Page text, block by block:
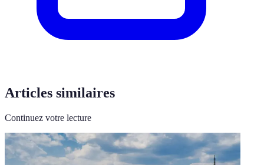
Articles similaires
Continuez votre lecture